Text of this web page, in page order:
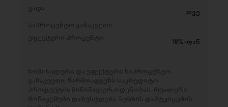
ვადა
თვე
საპროცენტო განაკვეთი
ეფექტური პროცენტი
18%-დან
ნომინალური და ეფექტური საპროცენტო
განაკვეთი, წარმოადგენს საკრედიტო
პროდუქტის მინიმალურ ოდენობას. რეალური
მონაცემები დაზუსტდება, სესხის დამტკიცების